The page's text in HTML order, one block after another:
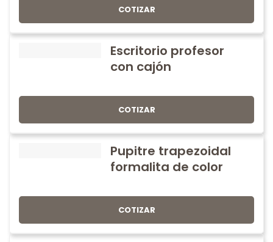
COTIZAR
Escritorio profesor
con cajón
COTIZAR
Pupitre trapezoidal
formalita de color
COTIZAR